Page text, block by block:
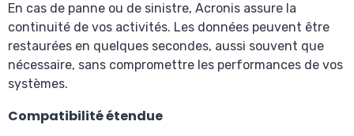
En cas de panne ou de sinistre, Acronis assure la
continuité de vos activités. Les données peuvent être
restaurées en quelques secondes, aussi souvent que
nécessaire, sans compromettre les performances de vos
systèmes.
Compatibilité étendue